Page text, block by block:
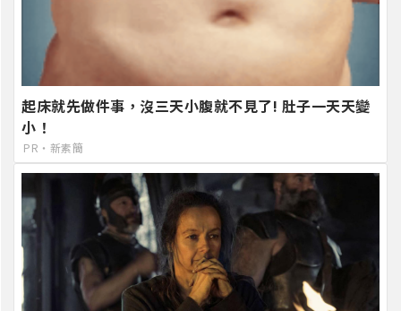
起床就先做件事，沒三天小腹就不見了! 肚子一天天變
小！
PR・新素簡